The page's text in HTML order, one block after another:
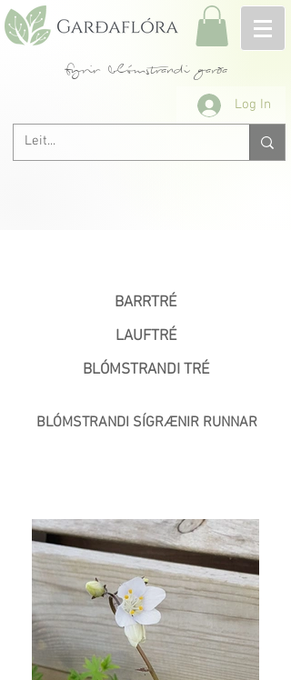
fyrir blómstrandi garða
Log In
BARRTRÉ
LAUFTRÉ
BLÓMSTRANDI TRÉ
BLÓMSTRANDI SÍGRÆNIR RUNNAR